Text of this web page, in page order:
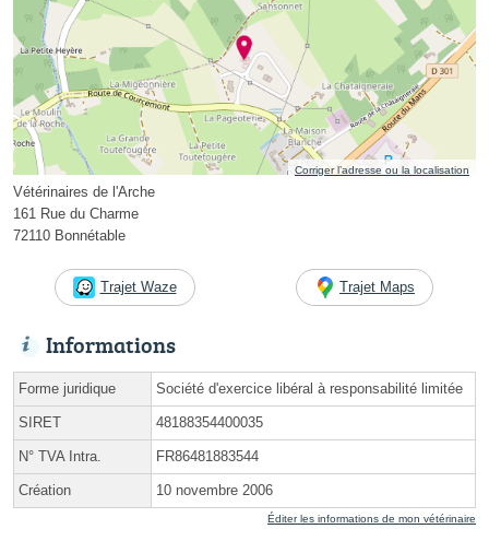
Corriger l’adresse ou la localisation
Vétérinaires de l'Arche
161 Rue du Charme
72110 Bonnétable
Trajet Waze Trajet Maps
Informations
Forme juridique Société d'exercice libéral à responsabilité limitée
SIRET 48188354400035
N° TVA Intra. FR86481883544
Création 10 novembre 2006
Éditer les informations de mon vétérinaire